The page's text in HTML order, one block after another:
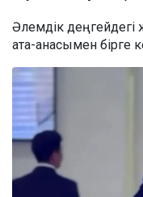
Әлемдік
ата-анасымен бірге